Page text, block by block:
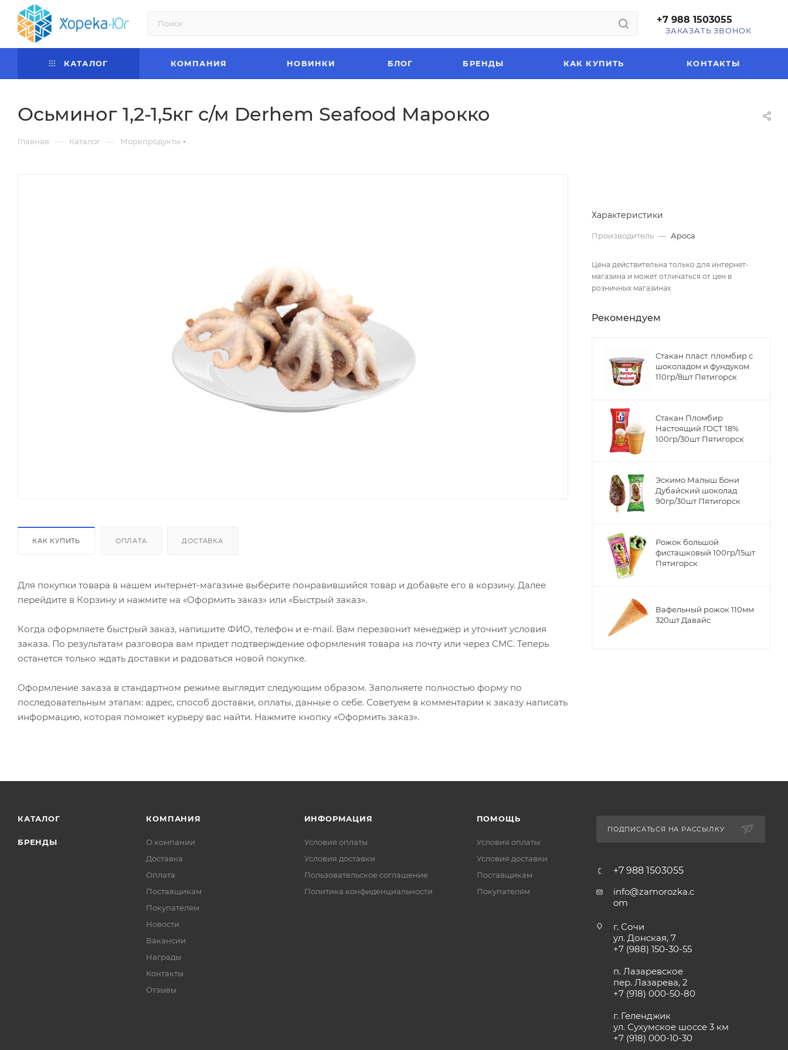
+7 988 1503055
ЗАКАЗАТЬ ЗВОНОК
КАТАЛОГ КОМПАНИЯ НОВИНКИ БЛОГ БРЕНДЫ КАК КУПИТЬ КОНТАКТЫ
Осьминог 1,2-1,5кг с/м Derhem Seafood Марокко
Главная — Каталог — Морепродукты
КАК КУПИТЬ ОПЛАТА ДОСТАВКА
Для покупки товара в нашем интернет-магазине выберите понравившийся товар и добавьте его в корзину. Далее
перейдите в Корзину и нажмите на «Оформить заказ» или «Быстрый заказ».
Когда оформляете быстрый заказ, напишите ФИО, телефон и e-mail. Вам перезвонит менеджер и уточнит условия
заказа. По результатам разговора вам придет подтверждение оформления товара на почту или через СМС. Теперь
останется только ждать доставки и радоваться новой покупке.
Оформление заказа в стандартном режиме выглядит следующим образом. Заполняете полностью форму по
последовательным этапам: адрес, способ доставки, оплаты, данные о себе. Советуем в комментарии к заказу написать
информацию, которая поможет курьеру вас найти. Нажмите кнопку «Оформить заказ».
Характеристики
Производитель — Ароса
Цена действительна только для интернет-
магазина и может отличаться от цен в
розничных магазинах
Рекомендуем
Стакан пласт. пломбир с
шоколадом и фундуком
110гр/8шт Пятигорск
Стакан Пломбир
Настоящий ГОСТ 18%
100гр/30шт Пятигорск
Эскимо Малыш Бони
Дубайский шоколад
90гр/30шт Пятигорск
Рожок большой
фисташковый 100гр/15шт
Пятигорск
Вафельный рожок 110мм
320шт Давайс
КАТАЛОГ
БРЕНДЫ
КОМПАНИЯ
О компании
Доставка
Оплата
Поставщикам
Покупателям
Новости
Вакансии
Награды
Контакты
Отзывы
ИНФОРМАЦИЯ
Условия оплаты
Условия доставки
Пользовательское соглашение
Политика конфиденциальности
ПОМОЩЬ
Условия оплаты
Условия доставки
Поставщикам
Покупателям
ПОДПИСАТЬСЯ НА РАССЫЛКУ
+7 988 1503055
info@zamorozka.c
om
г. Сочи
ул. Донская, 7
+7 (988) 150-30-55
п. Лазаревское
пер. Лазарева, 2
+7 (918) 000-50-80
г. Геленджик
ул. Сухумское шоссе 3 км
+7 (918) 000-10-30